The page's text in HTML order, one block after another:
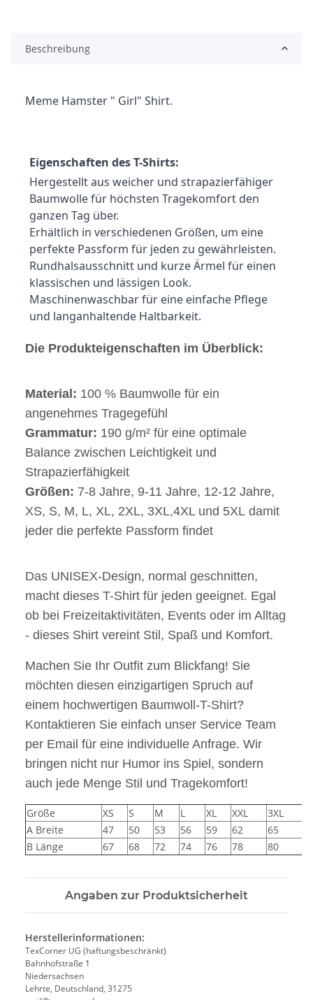
Beschreibung
Meme Hamster " Girl" Shirt.
Eigenschaften des T-Shirts:
Hergestellt aus weicher und strapazierfähiger
Baumwolle für höchsten Tragekomfort den
ganzen Tag über.
Erhältlich in verschiedenen Größen, um eine
perfekte Passform für jeden zu gewährleisten.
Rundhalsausschnitt und kurze Ärmel für einen
klassischen und lässigen Look.
Maschinenwaschbar für eine einfache Pflege
und langanhaltende Haltbarkeit.
Die Produkteigenschaften im Überblick:
Material: 100 % Baumwolle für ein
angenehmes Tragegefühl
Grammatur: 190 g/m² für eine optimale
Balance zwischen Leichtigkeit und
Strapazierfähigkeit
Größen: 7-8 Jahre, 9-11 Jahre, 12-12 Jahre,
XS, S, M, L, XL, 2XL, 3XL,4XL und 5XL damit
jeder die perfekte Passform findet
Das UNISEX-Design, normal geschnitten,
macht dieses T-Shirt für jeden geeignet. Egal
ob bei Freizeitaktivitäten, Events oder im Alltag
- dieses Shirt vereint Stil, Spaß und Komfort.
Machen Sie Ihr Outfit zum Blickfang! Sie
möchten diesen einzigartigen Spruch auf
einem hochwertigen Baumwoll-T-Shirt?
Kontaktieren Sie einfach unser Service Team
per Email für eine individuelle Anfrage. Wir
bringen nicht nur Humor ins Spiel, sondern
auch jede Menge Stil und Tragekomfort!
Größe XS S M L XL XXL 3XL
A Breite
47 50 53 56 59 62 65
B Länge
67 68 72 74 76 78 80
Angaben zur Produktsicherheit
Herstellerinformationen:
TexCorner UG (haftungsbeschränkt)
Bahnhofstraße 1
Niedersachsen
Lehrte, Deutschland, 31275